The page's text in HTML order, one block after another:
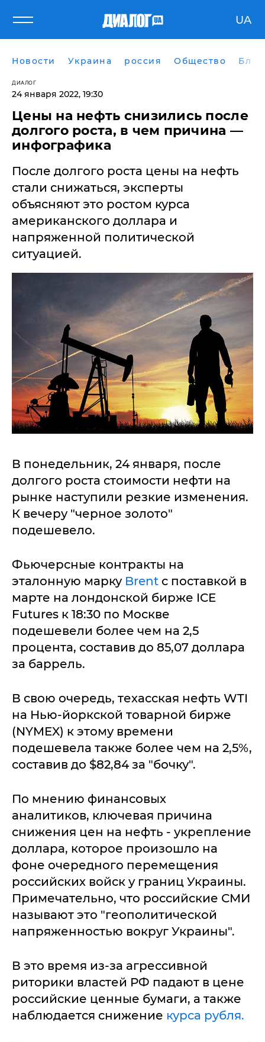
UA
Новости Украина россия Общество
ДИАЛОГ
24 января 2022, 19:30
Цены на нефть снизились после
долгого роста, в чем причина —
инфографика
После долгого роста цены на нефть
стали снижаться, эксперты
объясняют это ростом курса
американского доллара и
напряженной политической
ситуацией.
В понедельник, 24 января, после
долгого роста стоимости нефти на
рынке наступили резкие изменения.
К вечеру "черное золото"
подешевело.
Фьючерсные контракты на
эталонную марку Brent с поставкой в
марте на лондонской бирже ICE
Futures к 18:30 по Москве
подешевели более чем на 2,5
процента, составив до 85,07 доллара
за баррель.
В свою очередь, техасская нефть WTI
на Нью-йоркской товарной бирже
(NYMEX) к этому времени
подешевела также более чем на 2,5%,
составив до $82,84 за "бочку".
По мнению финансовых
аналитиков, ключевая причина
снижения цен на нефть - укрепление
доллара, которое произошло на
фоне очередного перемещения
российских войск у границ Украины.
Примечательно, что российские СМИ
называют это "геополитической
напряженностью вокруг Украины".
В это время из-за агрессивной
риторики властей РФ падают в цене
российские ценные бумаги, а также
наблюдается снижение курса рубля.